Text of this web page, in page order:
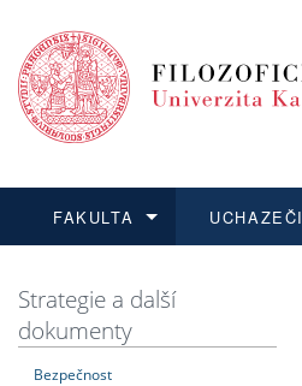
FAKULTA
Dozvědět se více
UCHAZEČI
Podat přihlášku
Dozvědět se více
Dozvědět se více
Dozvědět se více
Strategie a další
dokumenty
Bezpečnost